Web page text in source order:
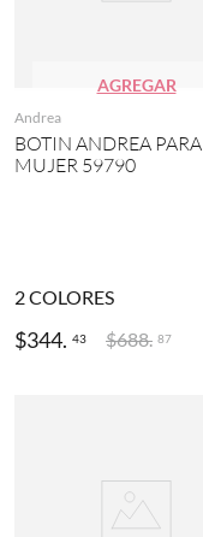
AGREGAR
Andrea
BOTIN ANDREA PARA
MUJER 59790
2COLORES
$344. 43 $688. 87